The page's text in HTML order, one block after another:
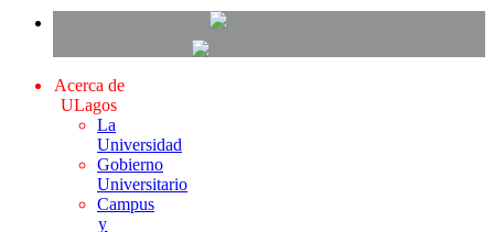
Acerca de
ULagos
La
Universidad
Gobierno
Universitario
Campus
y